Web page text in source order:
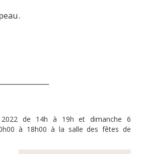
2022 de 14h à 19h et dimanche 6
à 18h00 à la salle des fêtes de